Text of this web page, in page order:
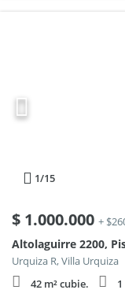
1/15
$ 1.000.000 +
Altolaguirre 2200,
Urquiza R, Villa Urquiza
42 m² cubie.